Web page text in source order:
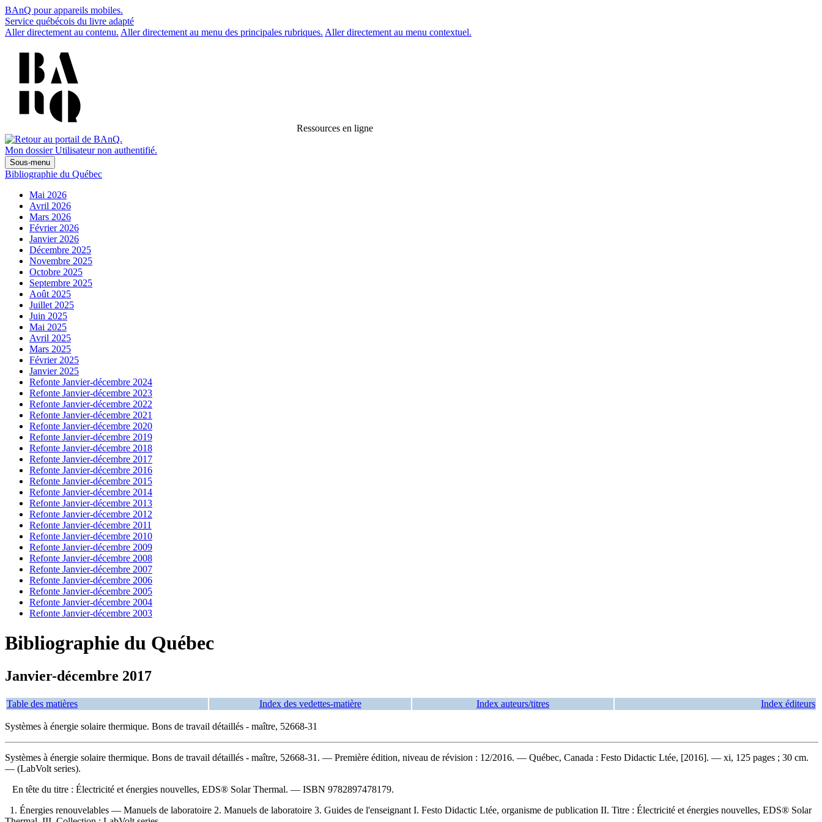
BAnQ pour appareils mobiles.
Service québécois du livre adapté
Aller directement au contenu. Aller directement au menu des principales rubriques. Aller directement au menu contextuel.
Ressources en ligne
Mon dossier Utilisateur non authentifié.
Sous-menu
Bibliographie du Québec
Mai 2026
Avril 2026
Mars 2026
Février 2026
Janvier 2026
Décembre 2025
Novembre 2025
Octobre 2025
Septembre 2025
Août 2025
Juillet 2025
Juin 2025
Mai 2025
Avril 2025
Mars 2025
Février 2025
Janvier 2025
Refonte Janvier-décembre 2024
Refonte Janvier-décembre 2023
Refonte Janvier-décembre 2022
Refonte Janvier-décembre 2021
Refonte Janvier-décembre 2020
Refonte Janvier-décembre 2019
Refonte Janvier-décembre 2018
Refonte Janvier-décembre 2017
Refonte Janvier-décembre 2016
Refonte Janvier-décembre 2015
Refonte Janvier-décembre 2014
Refonte Janvier-décembre 2013
Refonte Janvier-décembre 2012
Refonte Janvier-décembre 2011
Refonte Janvier-décembre 2010
Refonte Janvier-décembre 2009
Refonte Janvier-décembre 2008
Refonte Janvier-décembre 2007
Refonte Janvier-décembre 2006
Refonte Janvier-décembre 2005
Refonte Janvier-décembre 2004
Refonte Janvier-décembre 2003
Bibliographie du Québec
Janvier-décembre 2017
Table des matières Index des vedettes-matière Index auteurs/titres Index éditeurs
Systèmes à énergie solaire thermique. Bons de travail détaillés - maître, 52668-31
Systèmes à énergie solaire thermique. Bons de travail détaillés - maître, 52668-31 . — Première édition, niveau de révision : 12/2016. — Québec, Canada : Festo Didactic Ltée, [2016]. — xi, 125 pages ; 30 cm.
— (LabVolt series).
En tête du titre : Électricité et énergies nouvelles, EDS® Solar Thermal. — ISBN 9782897478179.
1. Énergies renouvelables — Manuels de laboratoire 2. Manuels de laboratoire 3. Guides de l'enseignant I. Festo Didactic Ltée, organisme de publication II. Titre : Électricité et énergies nouvelles, EDS® Solar